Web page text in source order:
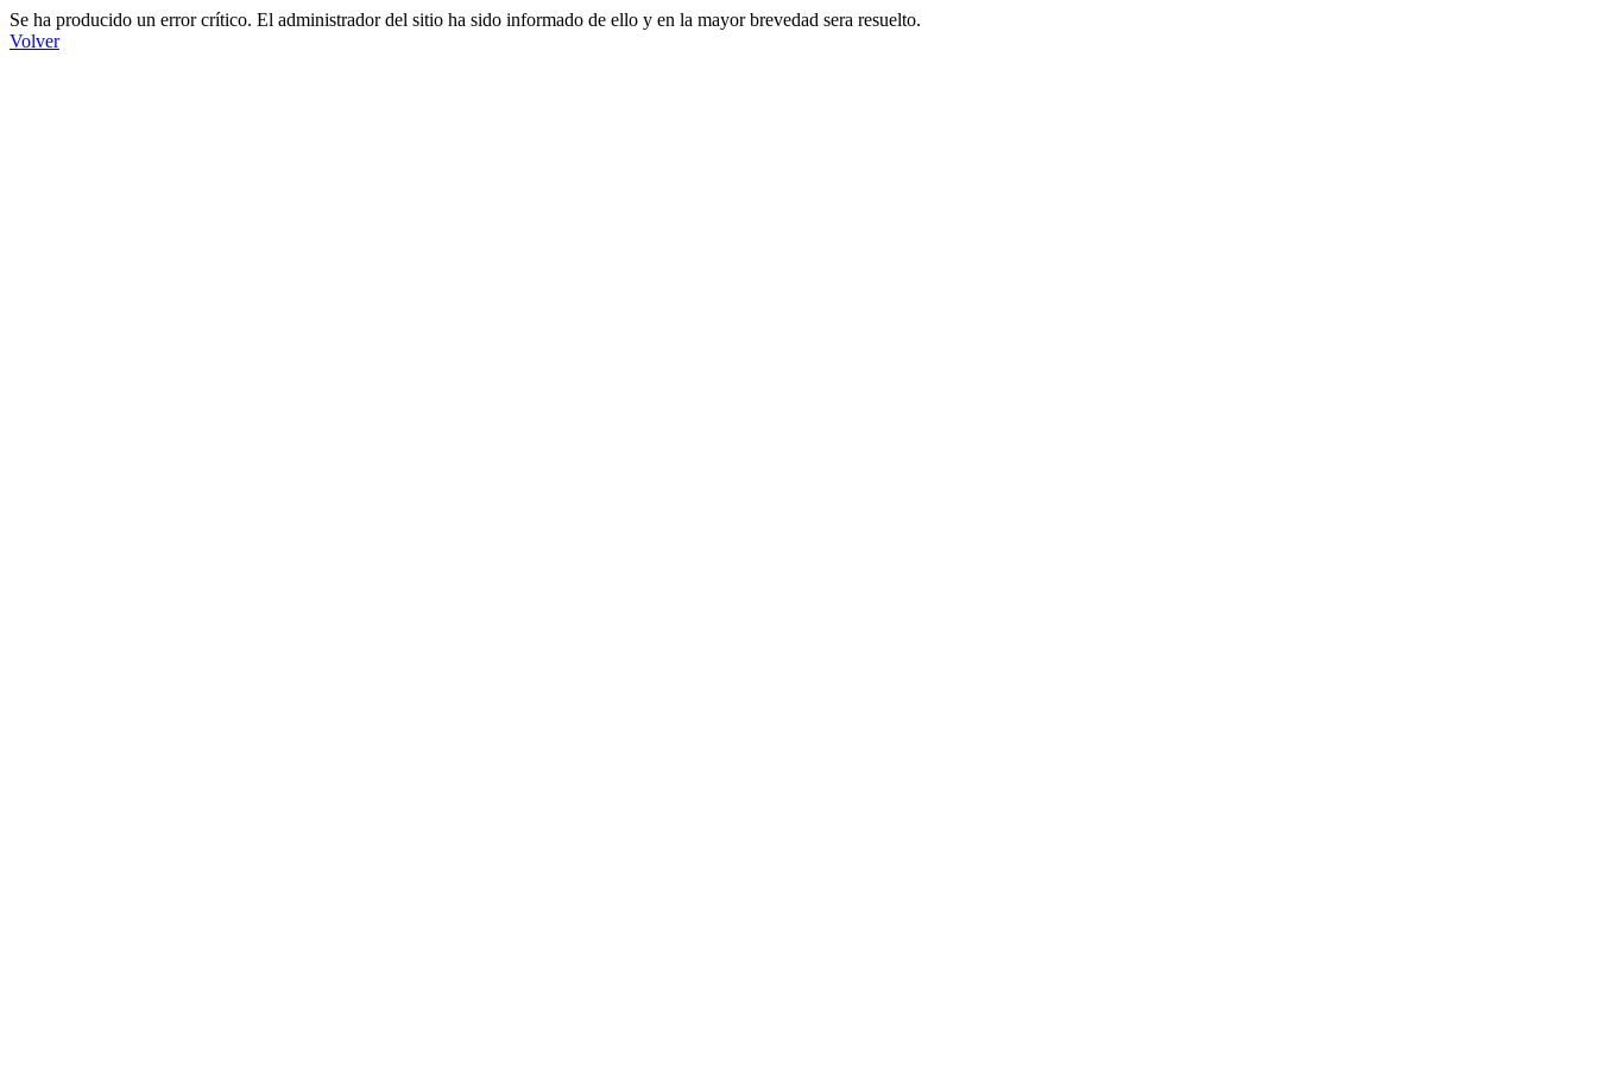
Se ha producido un error crítico. El administrador del sitio ha sido informado de ello y en la mayor brevedad sera resuelto.
Volver